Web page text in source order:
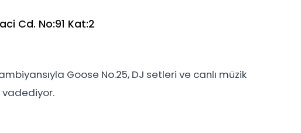
Cd. No:91 Kat:2
Goose No.25, DJ setleri ve canlı müzik
vadediyor.